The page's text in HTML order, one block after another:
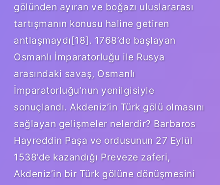
gölünden ayıran ve boğazı uluslararası
tartışmanın konusu haline getiren
antlaşmaydı[18]. 1768’de başlayan
Osmanlı İmparatorluğu ile Rusya
arasındaki savaş, Osmanlı
İmparatorluğu’nun yenilgisiyle
sonuçlandı. Akdeniz’in Türk gölü olmasını
sağlayan gelişmeler nelerdir? Barbaros
Hayreddin Paşa ve ordusunun 27 Eylül
1538’de kazandığı Preveze zaferi,
Akdeniz’in bir Türk gölüne dönüşmesini